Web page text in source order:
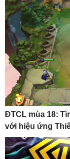
ĐTCL mùa 18:
với hiệu ứng